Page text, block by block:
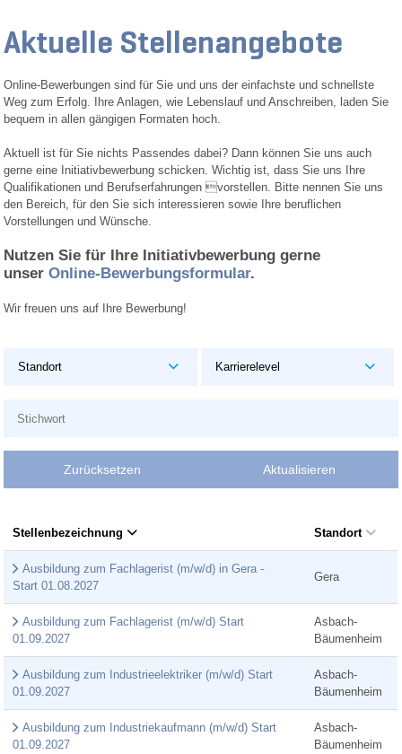
Aktuelle Stellenangebote
Online-Bewerbungen sind für Sie und uns der einfachste und schnellste
Weg zum Erfolg. Ihre Anlagen, wie Lebenslauf und Anschreiben, laden Sie
bequem in allen gängigen Formaten hoch.
Aktuell ist für Sie nichts Passendes dabei? Dann können Sie uns auch
gerne eine Initiativbewerbung schicken. Wichtig ist, dass Sie uns Ihre
Qualifikationen und Berufserfahrungen vorstellen. Bitte nennen Sie uns
den Bereich, für den Sie sich interessieren sowie Ihre beruflichen
Vorstellungen und Wünsche.
Nutzen Sie für Ihre Initiativbewerbung gerne
unserOnline-Bewerbungsformular.
Wir freuen uns auf Ihre Bewerbung!
Standort Karrierelevel
Zurücksetzen Aktualisieren
Stellenbezeichnung Standort
Ausbildung zum Fachlagerist (m/w/d) in Gera -
Start 01.08.2027
Gera
Ausbildung zum Fachlagerist (m/w/d) Start
01.09.2027
Asbach-
Bäumenheim
Ausbildung zum Industrieelektriker (m/w/d) Start
01.09.2027
Asbach-
Bäumenheim
Ausbildung zum Industriekaufmann (m/w/d) Start
01.09.2027
Asbach-
Bäumenheim